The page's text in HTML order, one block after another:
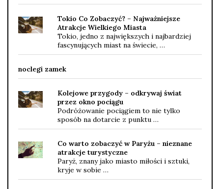
Tokio Co Zobaczyć? – Najważniejsze
Atrakcje Wielkiego Miasta
Tokio, jedno z największych i najbardziej
fascynujących miast na świecie, …
noclegi zamek
Kolejowe przygody – odkrywaj świat
przez okno pociągu
Podróżowanie pociągiem to nie tylko
sposób na dotarcie z punktu …
Co warto zobaczyć w Paryżu – nieznane
atrakcje turystyczne
Paryż, znany jako miasto miłości i sztuki,
kryje w sobie …